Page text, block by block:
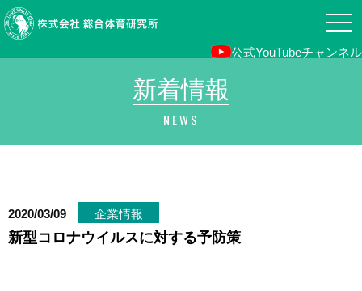
公式YouTubeチャンネル
新着情報
NEWS
2020/03/09 企業情報
新型コロナウイルスに対する予防策